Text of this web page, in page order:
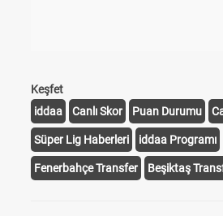
Keşfet
iddaa
Canlı Skor Puan Durumu
Süper Lig Haberleri iddaa Programı
Fenerbahçe Transfer Beşiktaş